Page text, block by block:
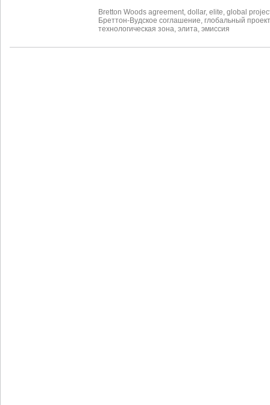
Bretton Woods agreement dollar, elite global
Бреттон-Вудское соглашение глобальный проект
технологическая зона элита эмиссия